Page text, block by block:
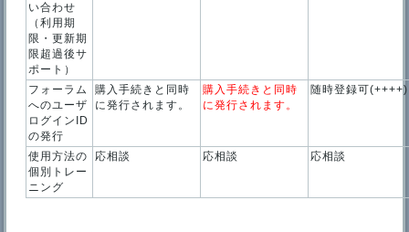
い合わせ
（利用期
限・更新期
限超過後サ
ポート）
フォーラム
へのユーザ
ログインID
の発行
購入手続きと同時
に発行されます。
購入手続きと同時
に発行されます。
随時登録可(++++)
使用方法の
個別トレー
ニング
応相談 応相談 応相談